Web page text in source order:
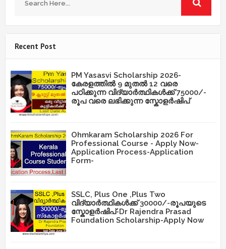
Recent Post
PM Yasasvi Scholarship 2026-
കേരളത്തിൽ 9 മുതൽ 12 വരെ
പഠിക്കുന്ന വിദ്യാർത്ഥികൾക്ക് 75000/-
രൂപ വരെ ലഭിക്കുന്ന സ്കോളർഷിപ്
Ohmkaram Scholarship 2026 For
Professional Course - Apply Now-
Application Process-Application
Form-
SSLC, Plus One ,Plus Two
വിദ്യാർത്ഥികൾക്ക് 30000/-രൂപയുടെ
സ്കോളർഷിപ്-Dr Rajendra Prasad
Foundation Scholarship-Apply Now